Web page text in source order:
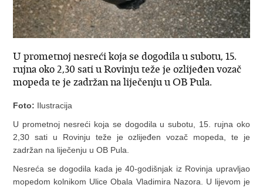
U prometnoj nesreći koja se dogodila u subotu, 15.
rujna oko 2,30 sati u Rovinju teže je ozlijeđen vozač
mopeda te je zadržan na liječenju u OB Pula.
Foto: Ilustracija
U prometnoj nesreći koja se dogodila u subotu, 15. rujna oko
2,30 sati u Rovinju teže je ozlijeđen vozač mopeda, te je
zadržan na liječenju u OB Pula.
Nesreća se dogodila kada je 40-godišnjak iz Rovinja upravljao
mopedom kolnikom Ulice Obala Vladimira Nazora. U lijevom je